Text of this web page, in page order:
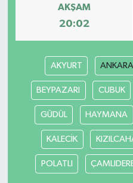
AKŞAM
20:02
AKYURT ANKARA
BEYPAZARI CUBUK
GÜDÜL HAYMANA
KALECİK
POLATLI